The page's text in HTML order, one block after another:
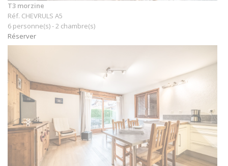
T3 morzine
Réf. CHEVRULS A5
6 personne(s) - 2 chambre(s)
Réserver